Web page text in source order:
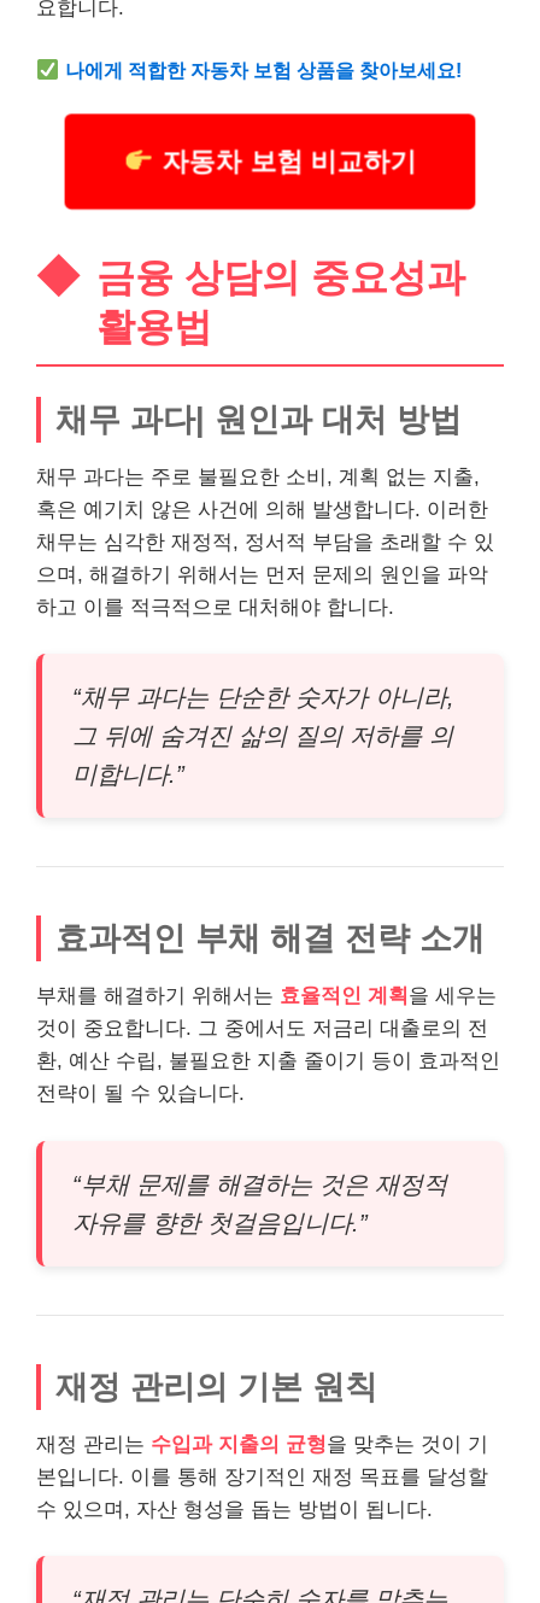
요합니다.
나에게 적합한자동차보험 상품을 찾아보세요!
자동차 보험 비교하기
금융 상담의 중요성과
활용법
채무 과다| 원인과 대처 방법
채무 과다는 주로 불필요한 소비, 계획 없는 지출,
혹은 예기치 않은 사건에 의해 발생합니다. 이러한
채무는 심각한 재정적, 정서적 부담을 초래할 수 있
으며, 해결하기 위해서는 먼저 문제의 원인을 파악
하고 이를 적극적으로 대처해야 합니다.
“채무 과다는 단순한 숫자가 아니라,
그 뒤에 숨겨진 삶의 질의 저하를 의
미합니다.”
효과적인 부채 해결 전략 소개
부채를 해결하기 위해서는 효율적인 계획 을 세우는
것이 중요합니다. 그 중에서도 저금리 대출로의 전
환, 예산 수립, 불필요한 지출 줄이기 등이 효과적인
전략이 될 수 있습니다.
“부채 문제를 해결하는 것은 재정적
자유를 향한 첫걸음입니다.”
재정 관리의 기본 원칙
재정 관리는 수입과 지출의 균형을 맞추는 것이 기
본입니다. 이를 통해 장기적인 재정 목표를 달성할
수 있으며, 자산 형성을 돕는 방법이 됩니다.